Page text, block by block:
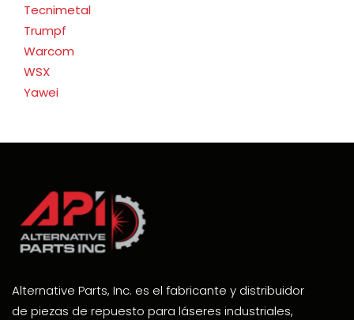
Tecnimetal
Trumpf
Warcom
WSX
Yawei
Alternative Parts, Inc. es el fabricante y distribuidor
de piezas de repuesto para láseres industriales,